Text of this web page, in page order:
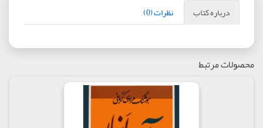
درباره کتاب نظرات (0)
محصولات مرتبط